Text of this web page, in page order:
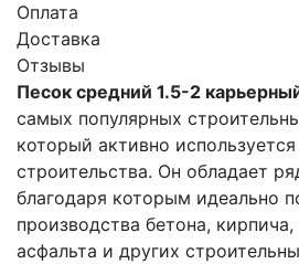
Оплата
Доставка
Отзывы
Песок средний 1.5-2
самых популярных
который активно
строительства. Он обладает
благодаря которым идеально
производства бетона,
асфальта и других